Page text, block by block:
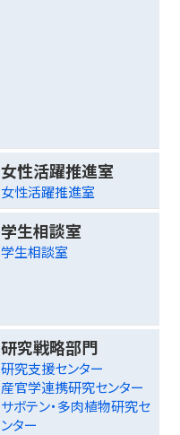
女性活躍推進室
女性活躍推進室
学生相談室
学生相談室
研究戦略部門
研究支援センター
産官学連携研究センター
サボテン・多肉植物研究セ
ンター